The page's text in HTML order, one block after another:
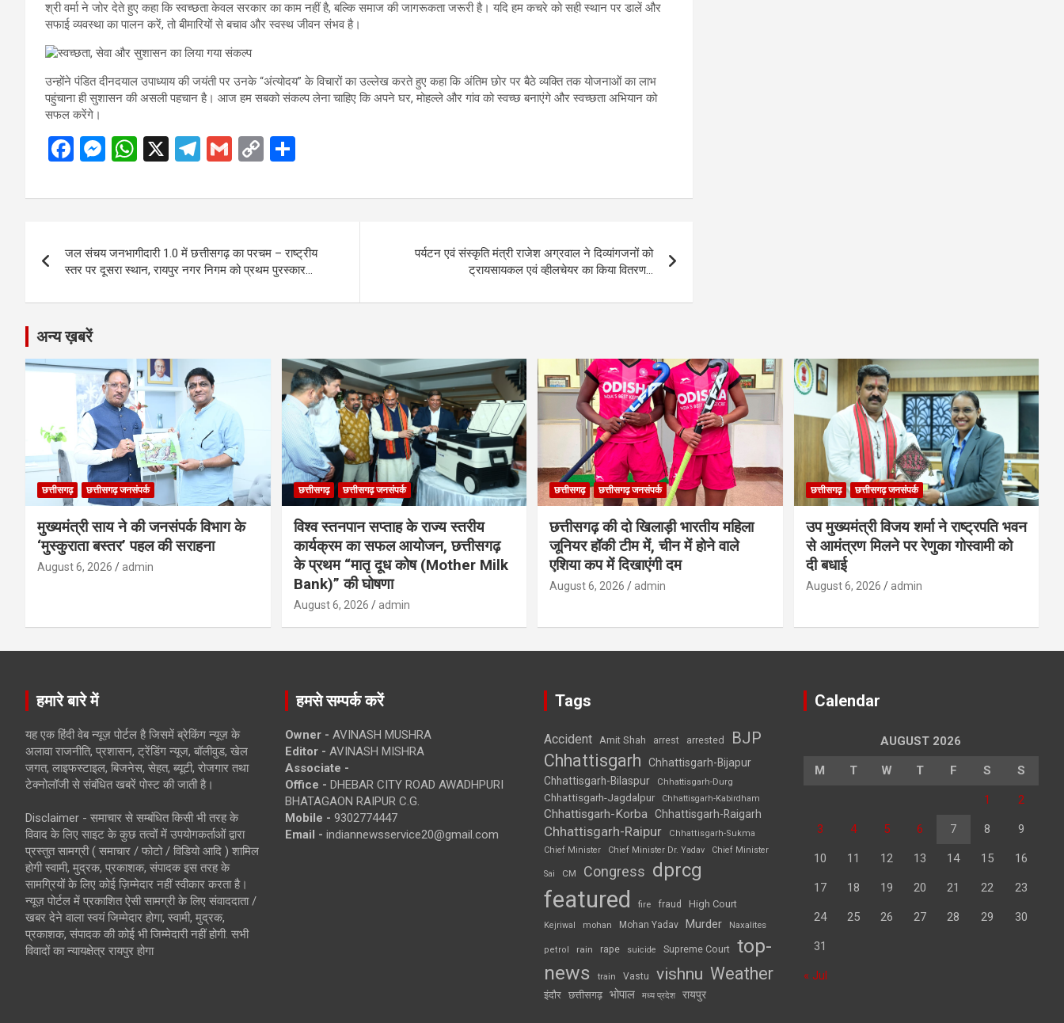
श्री वर्मा ने जोर देते हुए कहा कि स्वच्छता केवल सरकार का काम नहीं है, बल्कि समाज की जागरूकता जरूरी है। यदि हम कचरे को सही स्थान पर डालें और
सफाई व्यवस्था का पालन करें, तो बीमारियों से बचाव और स्वस्थ जीवन संभव है।
उन्होंने पंडित दीनदयाल उपाध्याय की जयंती पर उनके “अंत्योदय” के विचारों का उल्लेख करते हुए कहा कि अंतिम छोर पर बैठे व्यक्ति तक योजनाओं का लाभ
पहुंचाना ही सुशासन की असली पहचान है। आज हम सबको संकल्प लेना चाहिए कि अपने घर, मोहल्ले और गांव को स्वच्छ बनाएंगे और स्वच्छता अभियान को
सफल करेंगे।
F
ce
o
o
k
M
se
g
er
W
at
A
p
p
X
T
e
a
m
G
ail
C
py
n
k
ar
navigation
जल संचय जनभागीदारी 1.0 में छत्तीसगढ़ का परचम – राष्ट्रीय
स्तर पर दूसरा स्थान, रायपुर नगर निगम को प्रथम पुरस्कार…
पर्यटन एवं संस्कृति मंत्री राजेश अग्रवाल ने दिव्यांगजनों को
ट्रायसायकल एवं व्हीलचेयर का किया वितरण…
अन्य ख़बरें
छत्तीसगढ़ छत्तीसगढ़ जनसंपर्क
मुख्यमंत्री साय ने की जनसंपर्क विभाग के
‘मुस्कुराता बस्तर’ पहल की सराहना
August 6, 2026 admin
छत्तीसगढ़ छत्तीसगढ़ जनसंपर्क
विश्व स्तनपान सप्ताह के राज्य स्तरीय
कार्यक्रम का सफल आयोजन, छत्तीसगढ़
के प्रथम “मातृ दूध कोष (Mother Milk
Bank)” की घोषणा
August 6, 2026 admin
छत्तीसगढ़ छत्तीसगढ़ जनसंपर्क
छत्तीसगढ़ की दो खिलाड़ी भारतीय महिला
जूनियर हॉकी टीम में, चीन में होने वाले
एशिया कप में दिखाएंगी दम
August 6, 2026 admin
छत्तीसगढ़ छत्तीसगढ़ जनसंपर्क
उप मुख्यमंत्री विजय शर्मा ने राष्ट्रपति भवन
से आमंत्रण मिलने पर रेणुका गोस्वामी को
दी बधाई
August 6, 2026 admin
हमारे बारे में
यह एक हिंदी वेब न्यूज़ पोर्टल है जिसमें ब्रेकिंग न्यूज़ के
अलावा राजनीति, प्रशासन, ट्रेंडिंग न्यूज, बॉलीवुड, खेल
जगत, लाइफस्टाइल, बिजनेस, सेहत, ब्यूटी, रोजगार तथा
टेक्नोलॉजी से संबंधित खबरें पोस्ट की जाती है।
Disclaimer - समाचार से सम्बंधित किसी भी तरह के
विवाद के लिए साइट के कुछ तत्वों में उपयोगकर्ताओं द्वारा
प्रस्तुत सामग्री ( समाचार / फोटो / विडियो आदि ) शामिल
होगी स्वामी, मुद्रक, प्रकाशक, संपादक इस तरह के
सामग्रियों के लिए कोई ज़िम्मेदार नहीं स्वीकार करता है।
न्यूज़ पोर्टल में प्रकाशित ऐसी सामग्री के लिए संवाददाता /
खबर देने वाला स्वयं जिम्मेदार होगा, स्वामी, मुद्रक,
प्रकाशक, संपादक की कोई भी जिम्मेदारी नहीं होगी. सभी
विवादों का न्यायक्षेत्र रायपुर होगा
हमसे सम्पर्क करें
Owner - AVINASH MUSHRA
Editor - AVINASH MISHRA
Associate -
Office - DHEBAR CITY ROAD AWADHPURI
BHATAGAON RAIPUR C.G.
Mobile - 9302774447
Email - indiannewsservice20@gmail.com
Tags
Accident Amit Shah arrest arrested BJP
Chhattisgarh
Chhattisgarh-Bijapur
Chhattisgarh-Bilaspur
Chhattisgarh-Durg
Chhattisgarh-Jagdalpur Chhattisgarh-Kabirdham
Chhattisgarh-Korba Chhattisgarh-Raigarh
Chhattisgarh-Raipur
Chhattisgarh-Sukma
Chief Minister
Chief Minister Dr. Yadav Chief Minister
Sai CM Congress dprcg
featured fire fraud High Court
Kejriwal mohan Mohan Yadav Murder Naxalites
petrol rain rape suicide Supreme Court top-
news
train Vastu vishnu Weather
इंदौर छत्तीसगढ़ भोपाल मध्य प्रदेश रायपुर
Calendar
AUGUST 2026
M T W T F S S
1 2
3 4 5 6 7 8 9
10 11 12 13 14 15 16
17 18 19 20 21 22 23
24 25 26 27 28 29 30
31
« Jul